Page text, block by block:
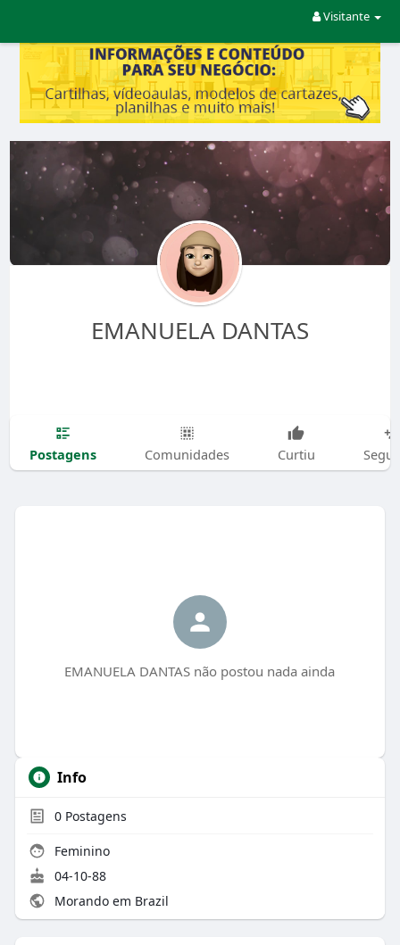
Visitante
EMANUELA DANTAS
Postagens Comunidades Curtiu
EMANUELA DANTAS não postou nada ainda
Info
0Postagens
Feminino
04-10-88
Morando em Brazil